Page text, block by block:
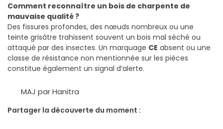
Comment reconnaître un bois de charpente de
mauvaise qualité ?
Des fissures profondes, des nœuds nombreux ou une
teinte grisâtre trahissent souvent un bois mal séché ou
attaqué par des insectes. Un marquage CE absent ou une
classe de résistance non mentionnée sur les pièces
constitue également un signal d’alerte.
MAJ par Hanitra
Partager la découverte du moment :